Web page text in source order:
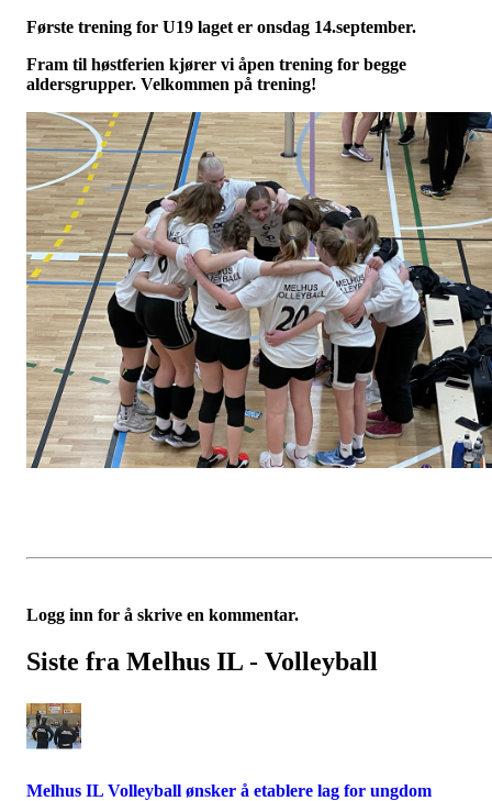
Første trening for U19 laget er onsdag 14.september.
Fram til høstferien kjører vi åpen trening for begge
aldersgrupper. Velkommen på trening!
Logg inn for å skrive en kommentar.
Siste fra Melhus IL - Volleyball
Melhus IL Volleyball ønsker å etablere lag for ungdom